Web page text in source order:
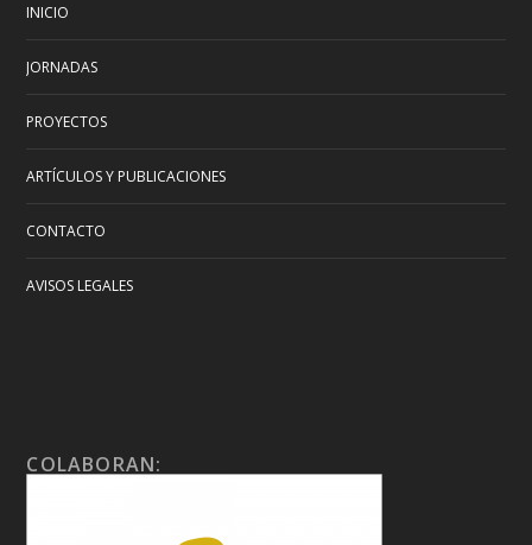
INICIO
JORNADAS
PROYECTOS
ARTÍCULOS Y PUBLICACIONES
CONTACTO
AVISOS LEGALES
COLABORAN: